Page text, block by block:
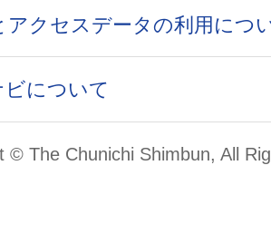
アクセスデータの利用につ
ビについて
© The Chunichi Shimbun, All